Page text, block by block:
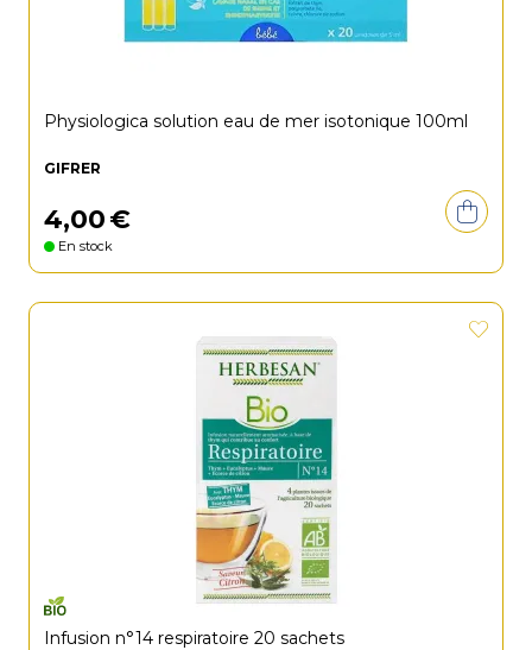
Physiologica solution eau de mer isotonique 100ml
GIFRER
4,00€
En stock
Infusion n°14 respiratoire 20 sachets